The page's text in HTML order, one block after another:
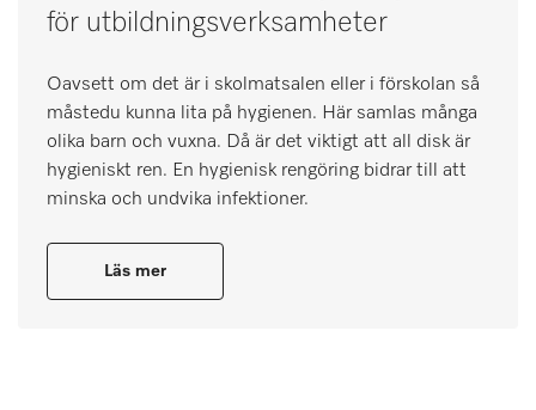
för utbildningsverksamheter
Oavsett om det är i skolmatsalen eller i förskolan så
måstedu kunna lita på hygienen. Här samlas många
olika barn och vuxna. Då är det viktigt att all disk är
hygieniskt ren. En hygienisk rengöring bidrar till att
minska och undvika infektioner.
Läs mer